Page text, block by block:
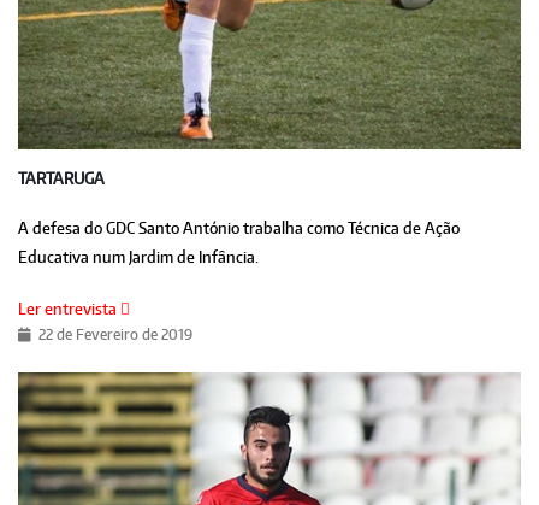
TARTARUGA
A defesa do GDC Santo António trabalha como Técnica de Ação
Educativa num Jardim de Infância.
Ler entrevista
22 de Fevereiro de 2019